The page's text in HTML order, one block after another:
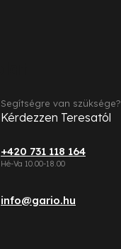
info@gario.hu
+420 731 118 164
Segítségre van szüksége?
Kérdezzen Teresatól